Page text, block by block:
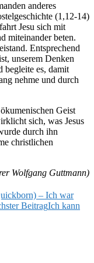
anderes
(1,12-14)
Jesu sich mit
miteinander beten.
Entsprechend
unserem Denken
begleite es, damit
nehme und durch
Geist
sich, was Jesus
durch ihn
christlichen
Wolfgang Guttmann)
– Ich war
BeitragIch kann